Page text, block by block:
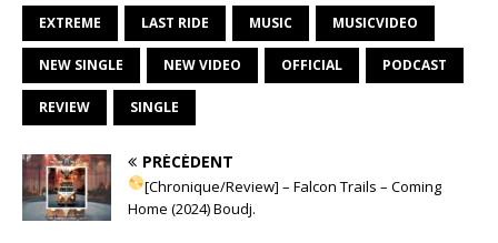
EXTREME LAST RIDE MUSIC MUSICVIDEO
NEW SINGLE NEW VIDEO OFFICIAL PODCAST
REVIEW SINGLE
PRÉCÉDENT
[Chronique/Review] – Falcon Trails – Coming
Home (2024) Boudj.